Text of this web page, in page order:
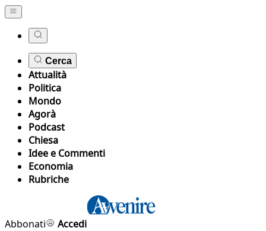
Cerca
Attualità
Politica
Mondo
Agorà
Podcast
Chiesa
Idee e Commenti
Economia
Rubriche
Abbonati
Accedi